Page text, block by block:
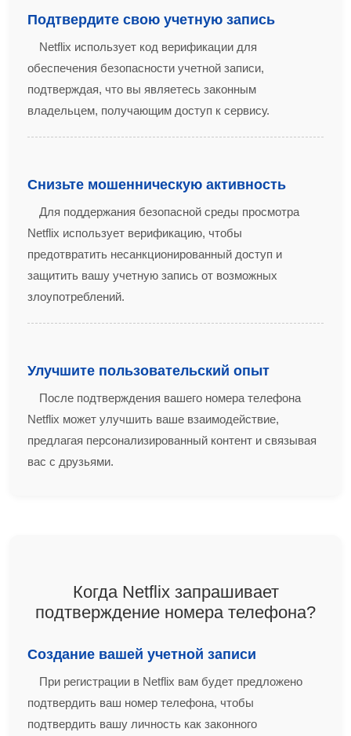
Подтвердите свою учетную запись
Netflix использует код верификации для
обеспечения безопасности учетной записи,
подтверждая, что вы являетесь законным
владельцем, получающим доступ к сервису.
Снизьте мошенническую активность
Для поддержания безопасной среды просмотра
Netflix использует верификацию, чтобы
предотвратить несанкционированный доступ и
защитить вашу учетную запись от возможных
злоупотреблений.
Улучшите пользовательский опыт
После подтверждения вашего номера телефона
Netflix может улучшить ваше взаимодействие,
предлагая персонализированный контент и связывая
вас с друзьями.
Когда Netflix запрашивает
подтверждение номера телефона?
Создание вашей учетной записи
При регистрации в Netflix вам будет предложено
подтвердить ваш номер телефона, чтобы
подтвердить вашу личность как законного